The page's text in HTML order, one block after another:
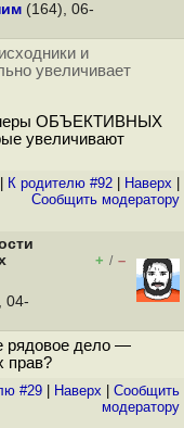
(164), 06-
и
увеличивает
ОБЪЕКТИВНЫХ
увеличивают
К родителю #92 Наверх
Cообщить модератору
+ / –
04-
рядовое дело —
прав?
#29 Наверх
Cообщить
модератору